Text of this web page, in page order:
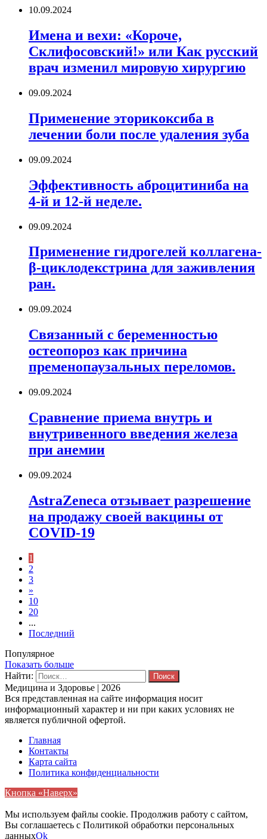
10.09.2024
Имена и вехи: «Короче,
Склифосовский!» или Как русский
врач изменил мировую хирургию
09.09.2024
Применение эторикоксиба в
лечении боли после удаления зуба
09.09.2024
Эффективность аброцитиниба на
4-й и 12-й неделе.
09.09.2024
Применение гидрогелей коллагена-
β-циклодекстрина для заживления
ран.
09.09.2024
Связанный с беременностью
остеопороз как причина
пременопаузальных переломов.
09.09.2024
Сравнение приема внутрь и
внутривенного введения железа
при анемии
09.09.2024
AstraZeneca отзывает разрешение
на продажу своей вакцины от
COVID-19
1
2
3
»
10
20
...
Последний
Популярное
Показать больше
Найти:
Медицина и Здоровье | 2026
Вся представленная на сайте информация носит
информационный характер и ни при каких условиях не
является публичной офертой.
Главная
Контакты
Карта сайта
Политика конфиденциальности
Кнопка «Наверх»
Мы используем файлы cookie. Продолжив работу с сайтом,
Вы соглашаетесь с Политикой обработки персональных
данныхOk